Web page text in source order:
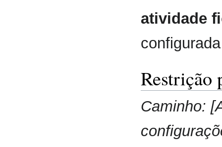
atividade
Restrição
Caminho: